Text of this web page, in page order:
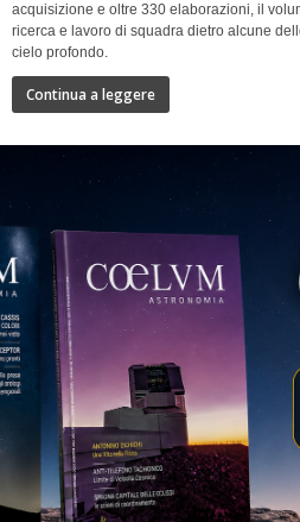
acquisizione e oltre 330 elaborazioni, il
ricerca e lavoro di squadra dietro alcune
cielo profondo.
Continua a leggere